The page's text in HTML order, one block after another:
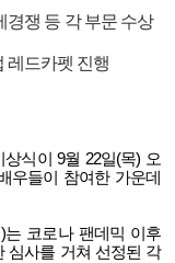
경쟁 등 각 부문 수상
레드카펫 진행
상식이9월 22일(목) 오
우들이 참여한 가운데
)는 코로나 팬데믹 이후
심사를 거쳐 선정된 각